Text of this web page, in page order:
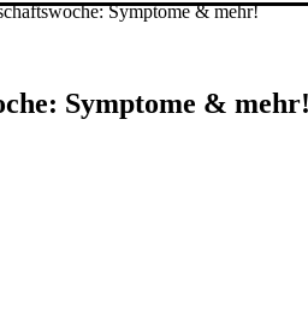
Symptome & mehr!
Symptome & mehr!